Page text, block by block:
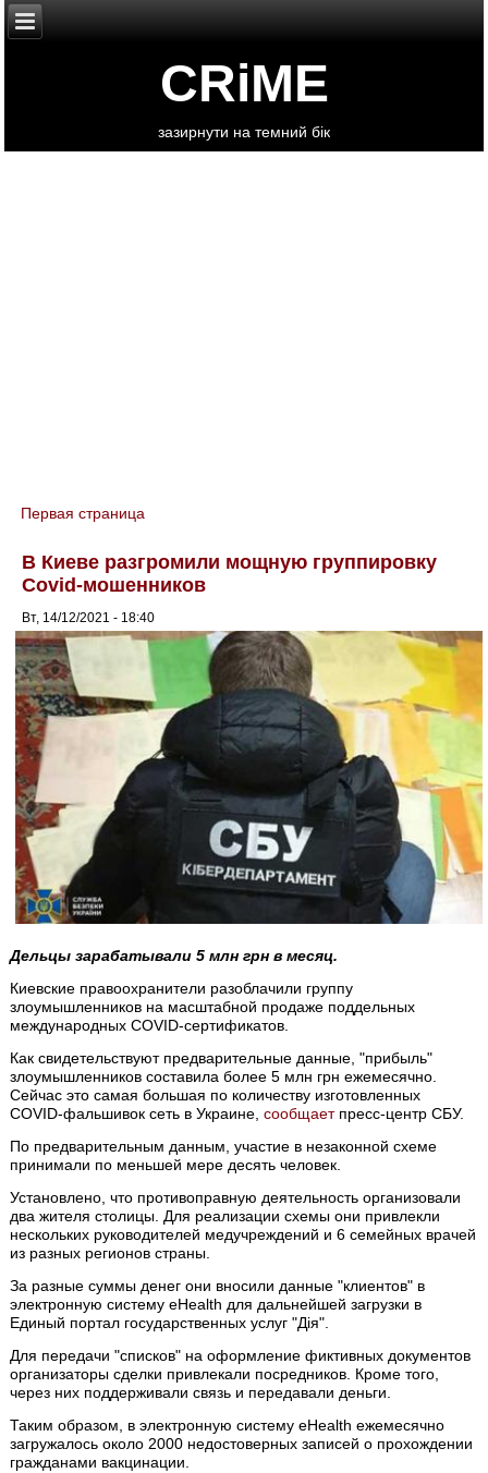
CRiME
зазирнути на темний бік
You are here
Первая страница
В Киеве разгромили мощную группировку
Covid-мошенников
Вт, 14/12/2021 - 18:40
Дельцы зарабатывали 5 млн грн в месяц.
Киевские правоохранители разоблачили группу
злоумышленников на масштабной продаже поддельных
международных COVID-сертификатов.
Как свидетельствуют предварительные данные, "прибыль"
злоумышленников составила более 5 млн грн ежемесячно.
Сейчас это самая большая по количеству изготовленных
COVID-фальшивок сеть в Украине,сообщаетпресс-центр СБУ.
По предварительным данным, участие в незаконной схеме
принимали по меньшей мере десять человек.
Установлено, что противоправную деятельность организовали
два жителя столицы. Для реализации схемы они привлекли
нескольких руководителей медучреждений и 6 семейных врачей
из разных регионов страны.
За разные суммы денег они вносили данные "клиентов" в
электронную систему eHealth для дальнейшей загрузки в
Единый портал государственных услуг "Дія".
Для передачи "списков" на оформление фиктивных документов
организаторы сделки привлекали посредников. Кроме того,
через них поддерживали связь и передавали деньги.
Таким образом, в электронную систему eHealth ежемесячно
загружалось около 2000 недостоверных записей о прохождении
гражданами вакцинации.